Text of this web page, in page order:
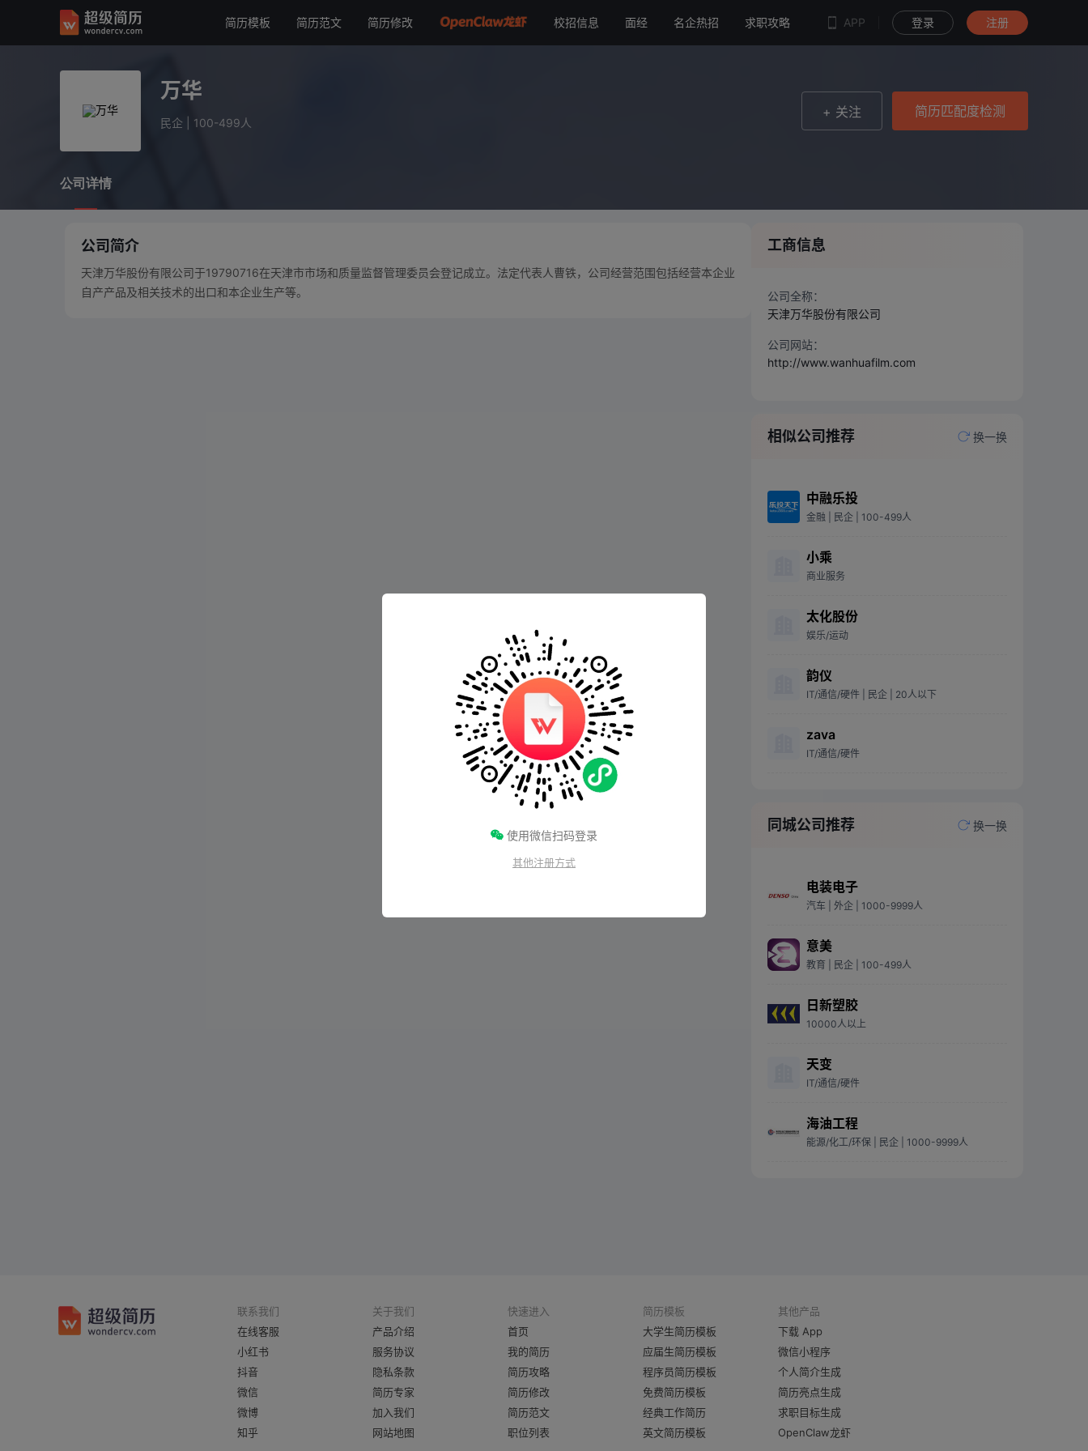
简历模板 简历范文 简历修改 校招信息 面经 名企热招 求职攻略 APP 登录 注册
万华
万华
民企 100-499人
+ 关注 简历匹配度检测
公司详情
公司简介
天津万华股份有限公司于19790716在天津市市场和质量监督管理委员会登记成立。法定代表人曹铁，公司经营范围包括经营本企业
自产产品及相关技术的出口和本企业生产等。
工商信息
公司全称：
天津万华股份有限公司
公司网站：
http://www.wanhuafilm.com
相似公司推荐 换一换
中融乐投
金融 | 民企 | 100-499人
小乘
商业服务
太化股份
娱乐/运动
韵仪
IT/通信/硬件 | 民企 | 20人以下
zava
IT/通信/硬件
同城公司推荐 换一换
电装电子
汽车 | 外企 | 1000-9999人
意美
教育 | 民企 | 100-499人
日新塑胶
10000人以上
天变
IT/通信/硬件
海油工程
能源/化工/环保 | 民企 | 1000-9999人
使用微信扫码登录
其他注册方式
联系我们
在线客服
小红书
抖音
微信
微博
知乎
关于我们
产品介绍
服务协议
隐私条款
简历专家
加入我们
网站地图
快速进入
首页
我的简历
简历攻略
简历修改
简历范文
职位列表
简历模板
大学生简历模板
应届生简历模板
程序员简历模板
免费简历模板
经典工作简历
英文简历模板
其他产品
下载 App
微信小程序
个人简介生成
简历亮点生成
求职目标生成
OpenClaw龙虾